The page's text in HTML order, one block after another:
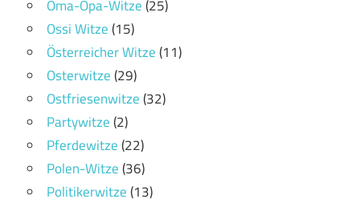
Oma-Opa-Witze(25)
Ossi Witze(15)
Österreicher Witze(11)
Osterwitze(29)
Ostfriesenwitze(32)
Partywitze(2)
Pferdewitze(22)
Polen-Witze(36)
Politikerwitze(13)